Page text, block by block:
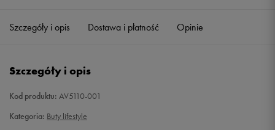
4,5Y Powiadom o dostępności
5,5Y
5Y Powiadom o dostępności
Szczegóły i opis Dostawa i płatność Opinie
Szczegóły i opis
Kod produktu: AV5110-001
Kategoria: Buty lifestyle